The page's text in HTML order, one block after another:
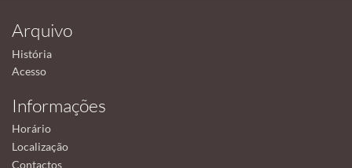
Arquivo
História
Acesso
Informações
Horário
Localização
Contactos